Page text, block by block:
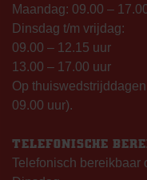
Maandag: 09.00 –
Dinsdag t/m vrijdag:
09.00 – 12.15 uur
13.00 – 17.00 uur
Op
09.00 uur).
TELEFONISCHE
Telefonisch bereikbaar